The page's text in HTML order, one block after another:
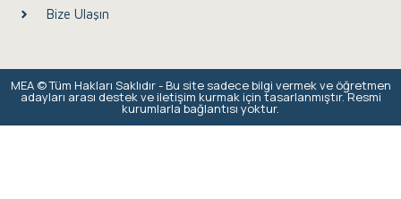
Bize Ulaşın
MEA © Tüm Hakları Saklıdır - Bu site sadece bilgi vermek ve öğretmen
adayları arası destek ve iletişim kurmak için tasarlanmıştır. Resmi
kurumlarla bağlantısı yoktur.
Eğitim Akademisi Destek
Çevrimiçi